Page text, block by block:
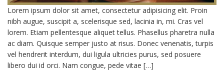
Lorem ipsum dolor sit amet, consectetur adipisicing elit. Proin
nibh augue, suscipit a, scelerisque sed, lacinia in, mi. Cras vel
lorem. Etiam pellentesque aliquet tellus. Phasellus pharetra nulla
ac diam. Quisque semper justo at risus. Donec venenatis, turpis
vel hendrerit interdum, dui ligula ultricies purus, sed posuere
libero dui id orci. Nam congue, pede vitae […]